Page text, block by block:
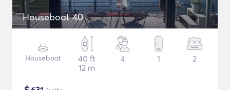
Houseboat 40
Houseboat
40 ft
12 m
4 1 2